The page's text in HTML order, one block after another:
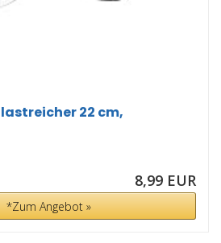
22 cm,
8,99 EUR
*Zum Angebot »